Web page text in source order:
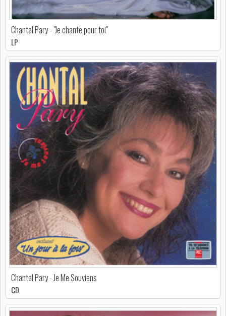
Chantal Pary - "Je chante pour toi"
LP
Chantal Pary - Je Me Souviens
CD